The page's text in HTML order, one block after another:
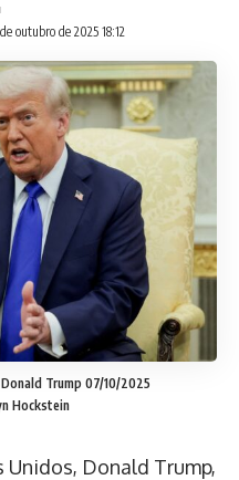
outubro de 2025 18:12
Trump 07/10/2025
Hockstein
Donald Trump,